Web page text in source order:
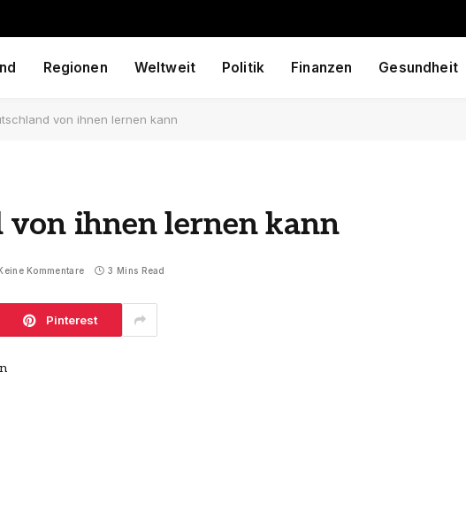
Regionen Weltweit Politik Finanzen Gesundheit
von ihnen lernen kann
von ihnen lernen kann
Kommentare 3 Mins Read
Pinterest